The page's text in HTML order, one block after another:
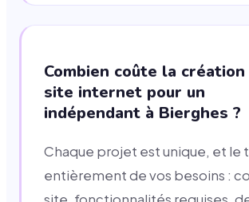
Combien coûte la création
site internet pour un
indépendant à Bierghes ?
Chaque projet est unique, et le
entièrement de vos besoins :